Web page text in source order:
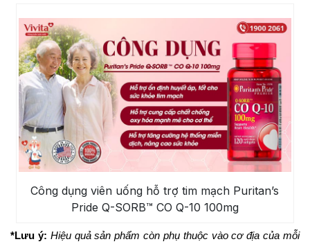
Công dụng viên uống hỗ trợ tim mạch Puritan’s
Pride Q-SORB™ CO Q-10 100mg
*Lưu ý: Hiệu quả sản phẩm còn phụ thuộc vào cơ địa của mỗi